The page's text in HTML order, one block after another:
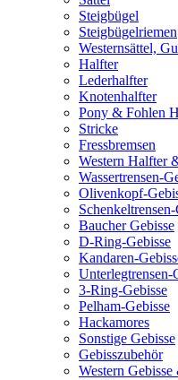
Steigbügel
Steigbügelriemen
Westernsättel,
Halfter
Lederhalfter
Knotenhalfter
Pony & Fohlen
Stricke
Fressbremsen
Western Halfter
Wassertrensen-
Olivenkopf-
Baucher Gebisse
D-Ring-Gebisse
Kandaren-
Unterlegtrensen-
3-Ring-Gebisse
Pelham-Gebisse
Hackamores
Sonstige Gebisse
Gebisszubehör
Western